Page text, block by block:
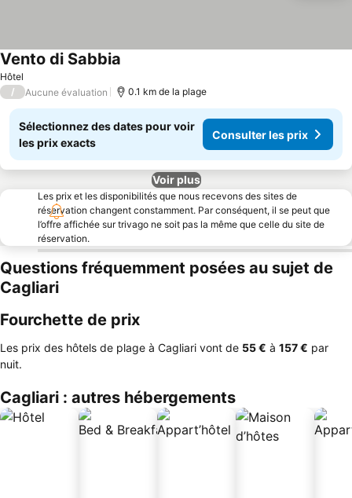
Hôtel
Vento di Sabbia
/ Aucune évaluation 0.1 km de la plage
Sélectionnez des dates pour voir
les prix exacts
Consulter les prix
Voir plus
Les prix et les disponibilités que nous recevons des sites de
réservation changent constamment. Par conséquent, il se peut que
l’offre affichée sur trivago ne soit pas la même que celle du site de
réservation.
Questions fréquemment posées au sujet de
Cagliari
Fourchette de prix
Les prix des hôtels de plage à Cagliari vont de ‎55 € à ‎157 € par
nuit.
Cagliari : autres hébergements